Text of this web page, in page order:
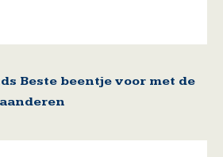
Beste beentje voor met de